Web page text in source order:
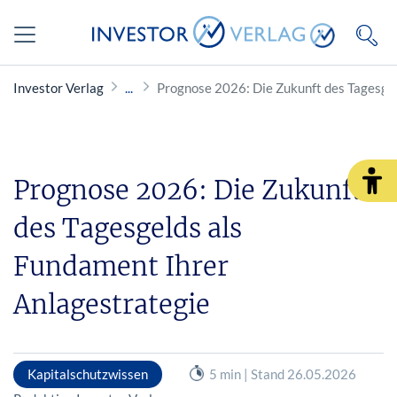
Investor Verlag Prognose 2026: Die Zukunft des
Prognose 2026: Die Zukunft
des Tagesgelds als
Fundament Ihrer
Anlagestrategie
Kapitalschutzwissen
5 min | Stand 26.05.2026